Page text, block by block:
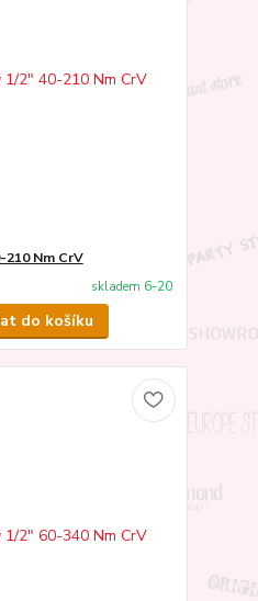
Nm CrV
skladem 6-20
do košíku